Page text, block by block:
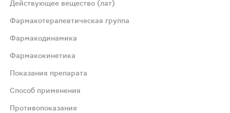
Механизм действия связан с
Действующее вещество (лат)
Фармакотерапевтическая группа
Фармакодинамика
Фармакокинетика
Показания препарата
Способ применения
Противопоказания